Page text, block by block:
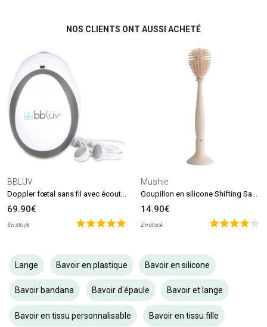
NOS CLIENTS ONT AUSSI ACHETÉ
BBLUV
69.90€
En stock
Mushie
14.90€
En stock
Lange Bavoir en plastique Bavoir en silicone
Bavoir bandana Bavoir d'épaule Bavoir et lange
Bavoir en tissu personnalisable Bavoir en tissu fille